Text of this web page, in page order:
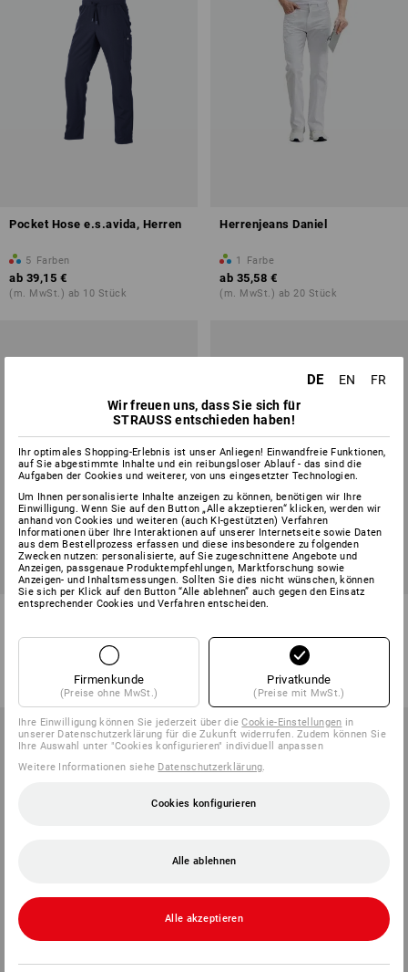
Pocket Hose e.s.avida, Herren
5 Farben
ab 39,15 €
(m. MwSt.) ab 10 Stück
Herrenjeans Daniel
1 Farbe
ab 35,58 €
(m. MwSt.) ab 20 Stück
Schlupfhose Lanzarote
(m. MwSt.) ab 20 Stück
Herrenberufshose Christoph
(m. MwSt.) ab 20 Stück
DE EN
FR
Wir freuen uns, dass Sie sich für
STRAUSS entschieden haben!
Ihr optimales Shopping-Erlebnis ist unser Anliegen! Einwandfreie Funktionen,
auf Sie abgestimmte Inhalte und ein reibungsloser Ablauf - das sind die
Aufgaben der Cookies und weiterer, von uns eingesetzter Technologien.
Um Ihnen personalisierte Inhalte anzeigen zu können, benötigen wir Ihre
Einwilligung. Wenn Sie auf den Button „Alle akzeptieren“ klicken, werden wir
anhand von Cookies und weiteren (auch KI-gestützten) Verfahren
Informationen über Ihre Interaktionen auf unserer Internetseite sowie Daten
aus dem Bestellprozess erfassen und diese insbesondere zu folgenden
Zwecken nutzen: personalisierte, auf Sie zugeschnittene Angebote und
Anzeigen, passgenaue Produktempfehlungen, Marktforschung sowie
Anzeigen- und Inhaltsmessungen. Sollten Sie dies nicht wünschen, können
Sie sich per Klick auf den Button “Alle ablehnen” auch gegen den Einsatz
entsprechender Cookies und Verfahren entscheiden.
Firmenkunde
(Preise ohne MwSt.)
Privatkunde
(Preise mit MwSt.)
Ihre Einwilligung können Sie jederzeit über dieCookie-Einstellungen in
unserer Datenschutzerklärung für die Zukunft widerrufen. Zudem können Sie
Ihre Auswahl unter "Cookies konfigurieren" individuell anpassen
Weitere Informationen siehe Datenschutzerklärung.
Cookies konfigurieren
Alle ablehnen
Alle akzeptieren